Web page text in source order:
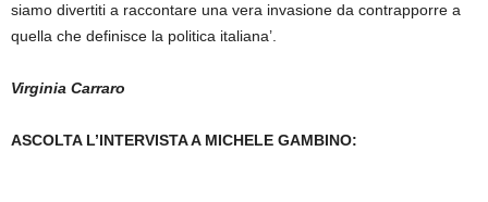
siamo divertiti a raccontare una vera invasione da contrapporre a
quella che definisce la politica italiana’.
Virginia Carraro
ASCOLTA L’INTERVISTA A MICHELE GAMBINO: